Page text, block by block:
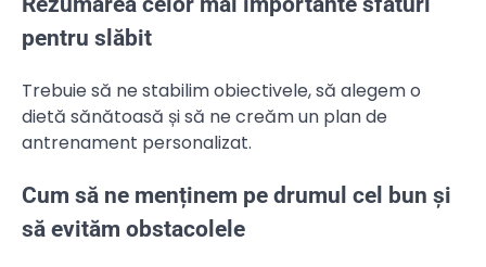
pentru slăbit
Trebuie să ne stabilim obiectivele, să alegem o
dietă sănătoasă și să ne creăm un plan de
antrenament personalizat.
Cum să ne menținem pe drumul cel bun și
să evităm obstacolele